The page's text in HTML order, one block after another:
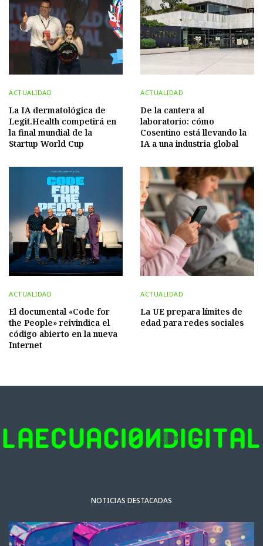
ACTUALIDAD
La IA dermatológica de
Legit.Health competirá en
la final mundial de la
Startup World Cup
ACTUALIDAD
De la cantera al
laboratorio: cómo
Cosentino está llevando la
IA a una industria global
ACTUALIDAD
El documental «Code for
the People» reivindica el
código abierto en la nueva
Internet
ACTUALIDAD
La UE prepara límites de
edad para redes sociales
NOTICIAS DESTACADAS